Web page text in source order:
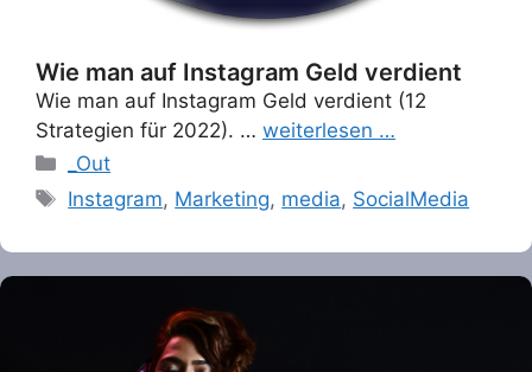
Wie man auf Instagram Geld verdient
Wie man auf Instagram Geld verdient (12
Strategien für 2022). … weiterlesen …
Categories
_Out
Tags
Instagram, Marketing, media, SocialMedia